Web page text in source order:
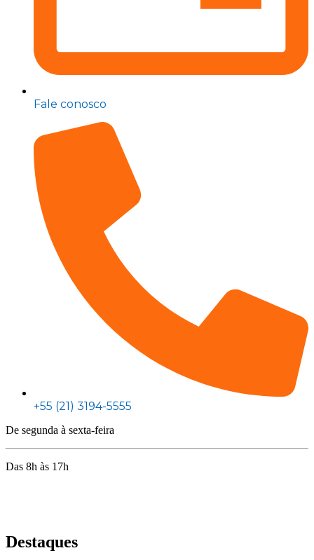
Fale conosco
+55 (21) 3194-5555
De segunda à sexta-feira
Das 8h às 17h
Destaques